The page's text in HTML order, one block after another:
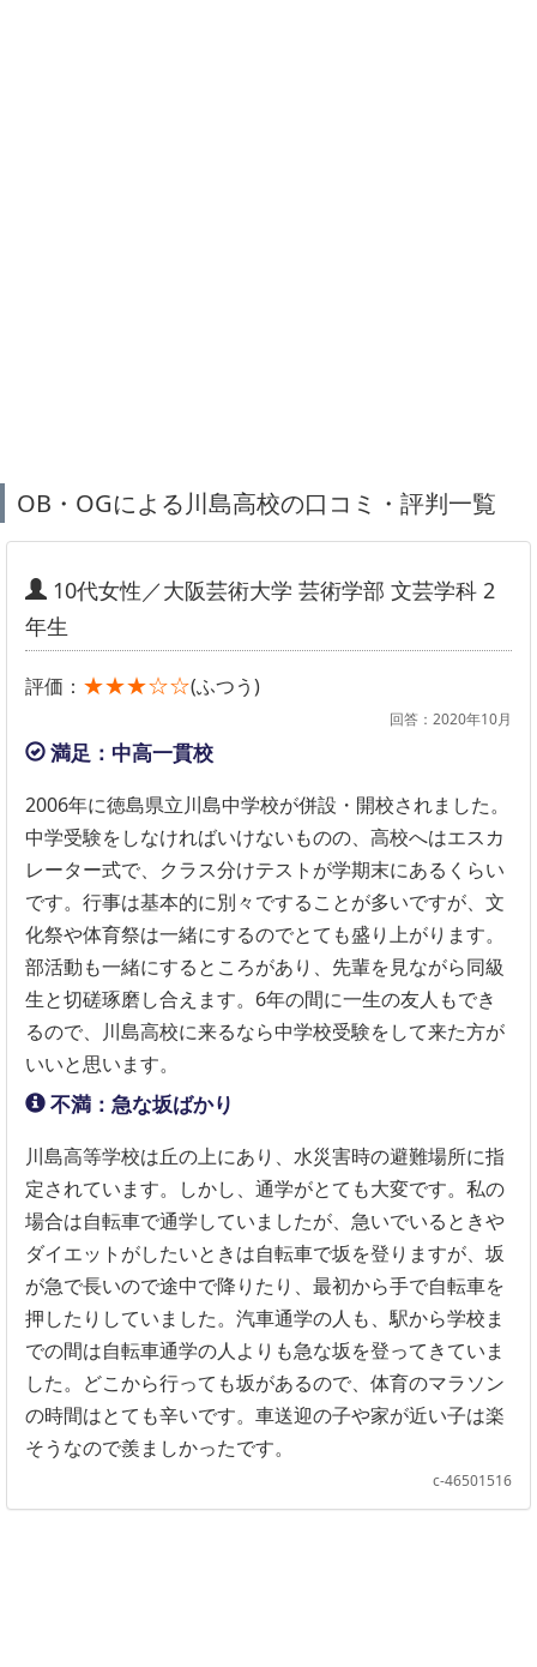
OB・OGによる川島高校の口コミ・評判一覧
10代女性／大阪芸術大学 芸術学部 文芸学科 2
年生
評価： ★★★☆☆(ふつう)
回答：2020年10月
満足：中高一貫校
2006年に徳島県立川島中学校が併設・開校されました。
中学受験をしなければいけないものの、高校へはエスカ
レーター式で、クラス分けテストが学期末にあるくらい
です。行事は基本的に別々ですることが多いですが、文
化祭や体育祭は一緒にするのでとても盛り上がります。
部活動も一緒にするところがあり、先輩を見ながら同級
生と切磋琢磨し合えます。6年の間に一生の友人もでき
るので、川島高校に来るなら中学校受験をして来た方が
いいと思います。
不満：急な坂ばかり
川島高等学校は丘の上にあり、水災害時の避難場所に指
定されています。しかし、通学がとても大変です。私の
場合は自転車で通学していましたが、急いでいるときや
ダイエットがしたいときは自転車で坂を登りますが、坂
が急で長いので途中で降りたり、最初から手で自転車を
押したりしていました。汽車通学の人も、駅から学校ま
での間は自転車通学の人よりも急な坂を登ってきていま
した。どこから行っても坂があるので、体育のマラソン
の時間はとても辛いです。車送迎の子や家が近い子は楽
そうなので羨ましかったです。
c-46501516